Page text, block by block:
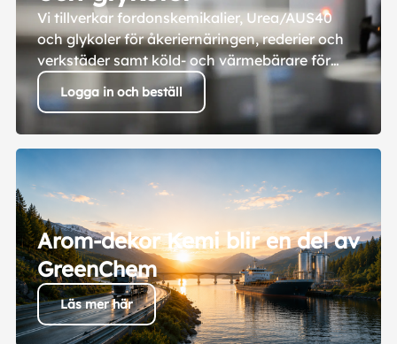
Vi tillverkar fordonskemikalier, Urea/AUS40
och glykoler för åkeriernäringen, rederier och
verkstäder samt köld- och värmebärare för
industri-, fastighets- och VVS-branschen i hela
Norden. Våra produkter levereras både direkt
till företagskunder och genom återförsäljare.
Med egen produktion har vi full kontroll hela
vägen från tillverkning till leverans.
Logga in och beställ
Arom-dekor Kemi blir en del av
GreenChem
Läs mer här